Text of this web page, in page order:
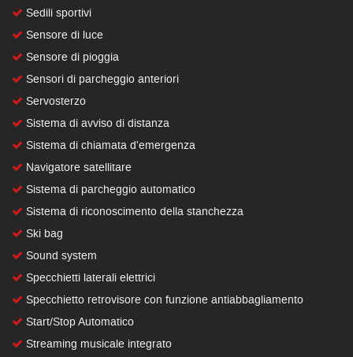
Sedili sportivi
Sensore di luce
Sensore di pioggia
Sensori di parcheggio anteriori
Servosterzo
Sistema di avviso di distanza
Sistema di chiamata d'emergenza
Navigatore satellitare
Sistema di parcheggio automatico
Sistema di riconoscimento della stanchezza
Ski bag
Sound system
Specchietti laterali elettrici
Specchietto retrovisore con funzione antiabbagliamento
Start/Stop Automatico
Streaming musicale integrato